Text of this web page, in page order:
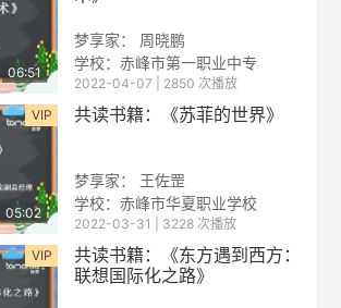
06:51
梦享家： 周晓鹏
学校：赤峰市第一职业中专
2022-04-07 | 2850 次播放
VIP
05:02
共读书籍：《苏菲的世界》
梦享家： 王佐罡
学校：赤峰市华夏职业学校
2022-03-31 | 3228 次播放
VIP
共读书籍：《东方遇到西方：
联想国际化之路》